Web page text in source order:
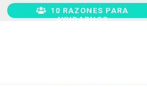
10 RAZONES PARA
AYUDARNOS